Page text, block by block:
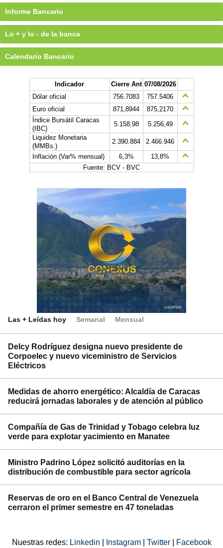
Informe Bancario
Lo + y lo - de la banca
Calendario Bancario
Indicador Cierre Ant 07/08/2026
Dólar oficial
756.7083
757.5406
Euro oficial
871,8944
875,2170
Índice Bursátil Caracas
(IBC)
5.158,98
5.256,49
Liquidez Monetaria
(MMBs.)
2.390.884
2.466.946
Inflación (Var% mensual)
6,3%
13,8%
Fuente: BCV - BVC
Las + Leídas hoy Semanal Mensual
Delcy Rodríguez designa nuevo presidente de
Corpoelec y nuevo viceministro de Servicios
Eléctricos
Medidas de ahorro energético: Alcaldía de Caracas
reducirá jornadas laborales y de atención al público
Compañía de Gas de Trinidad y Tobago celebra luz
verde para explotar yacimiento en Manatee
Ministro Padrino López solicitó auditorías en la
distribución de combustible para sector agrícola
Reservas de oro en el Banco Central de Venezuela
cerraron el primer semestre en 47 toneladas
Nuestras redes: Linkedin Instagram Twitter Facebook